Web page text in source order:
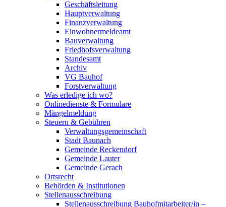
Geschäftsleitung
Hauptverwaltung
Finanzverwaltung
Einwohnermeldeamt
Bauverwaltung
Friedhofsverwaltung
Standesamt
Archiv
VG Bauhof
Forstverwaltung
Was erledige ich wo?
Onlinedienste & Formulare
Mängelmeldung
Steuern & Gebühren
Verwaltungsgemeinschaft
Stadt Baunach
Gemeinde Reckendorf
Gemeinde Lauter
Gemeinde Gerach
Ortsrecht
Behörden & Institutionen
Stellenausschreibung
Stellenausschreibung Bauhofmitarbeiter/in –